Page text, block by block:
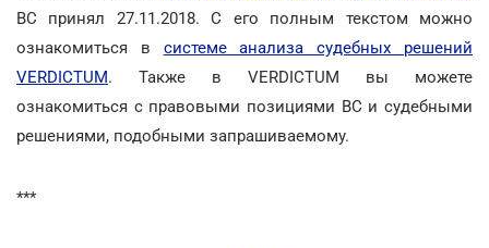
ВС принял 27.11.2018. С его полным текстом можно
ознакомиться в системе анализа судебных решений
VERDICTUM. Также в VERDICTUM вы можете
ознакомиться с правовыми позициями ВС и судебными
решениями, подобными запрашиваемому.
***